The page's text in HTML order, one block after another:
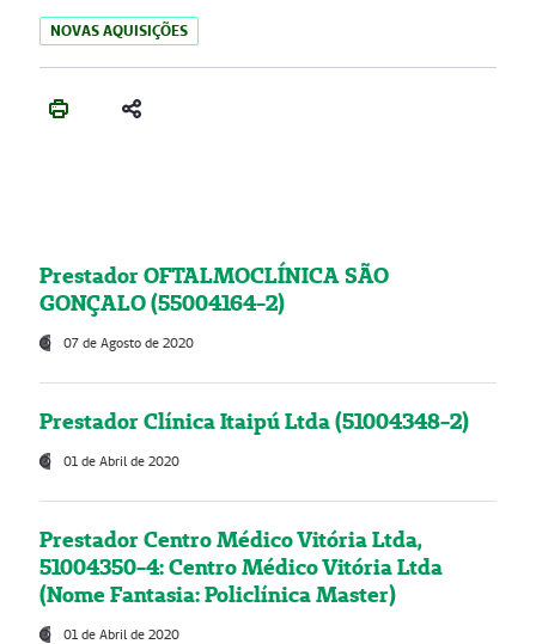
NOVAS AQUISIÇÕES
Prestador OFTALMOCLÍNICA SÃO
GONÇALO (55004164-2)
07 de Agosto de 2020
Prestador Clínica Itaipú Ltda (51004348-2)
01 de Abril de 2020
Prestador Centro Médico Vitória Ltda,
51004350-4: Centro Médico Vitória Ltda
(Nome Fantasia: Policlínica Master)
01 de Abril de 2020